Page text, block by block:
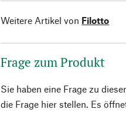
Weitere Artikel von Filotto
Frage zum Produkt
Sie haben eine Frage zu
die Frage hier stellen. Es